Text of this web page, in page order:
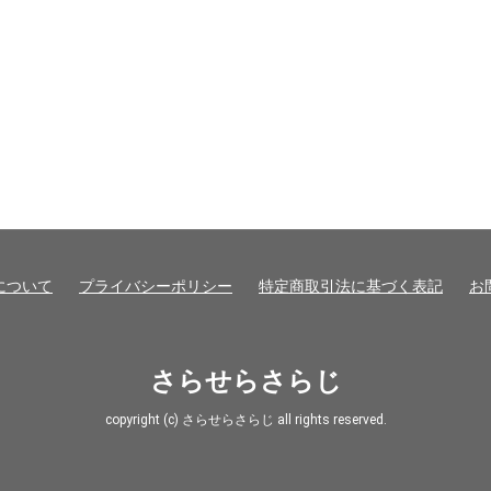
ついて プライバシーポリシー 特定商取引法に基づく表記 お
さらせらさらじ
copyright (c) さらせらさらじ all rights reserved.